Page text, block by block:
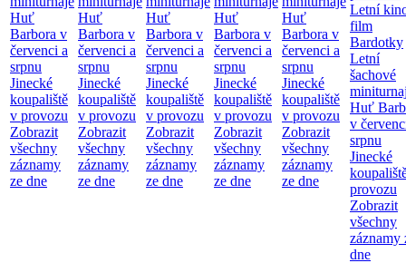
Huť
Barbora v
červenci a
srpnu
Jinecké
koupaliště
v provozu
Zobrazit
všechny
záznamy
ze dne
Huť
Barbora v
červenci a
srpnu
Jinecké
koupaliště
v provozu
Zobrazit
všechny
záznamy
ze dne
Huť
Barbora v
červenci a
srpnu
Jinecké
koupaliště
v provozu
Zobrazit
všechny
záznamy
ze dne
Huť
Barbora v
červenci a
srpnu
Jinecké
koupaliště
v provozu
Zobrazit
všechny
záznamy
ze dne
Huť
Barbora v
červenci a
srpnu
Jinecké
koupaliště
v provozu
Zobrazit
všechny
záznamy
ze dne
Letní
film
Bardotky
Letní
šachové
Huť
v
srpnu
Jinecké
provozu
Zobrazit
všechny
záznamy
dne